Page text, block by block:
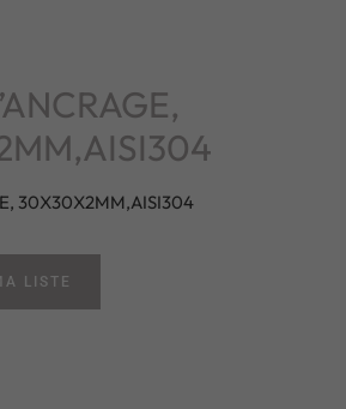
30X30X2MM,AISI304
LISTE